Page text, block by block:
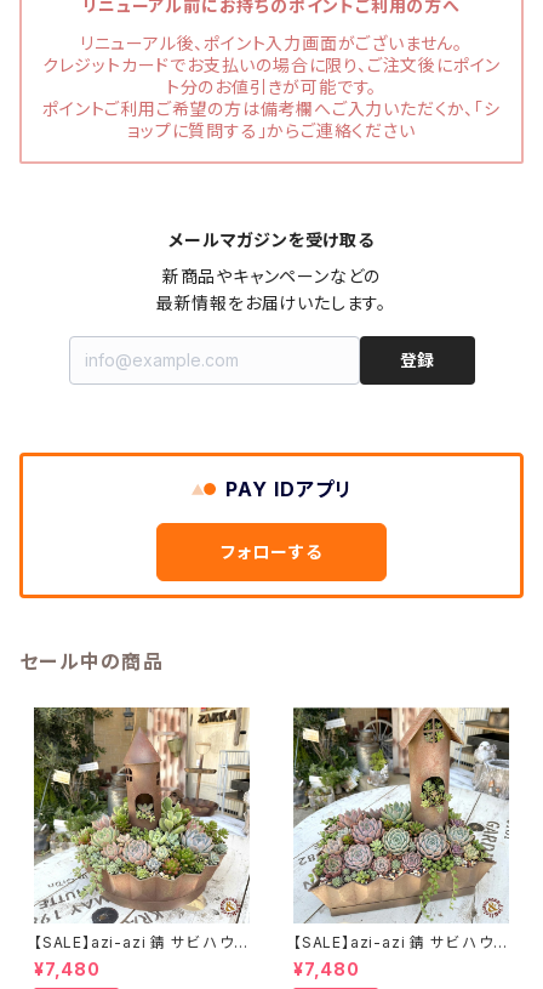
リニューアル前にお持ちのポイントご利用の方へ
リニューアル後、ポイント入力画面がございません。
クレジットカードでお支払いの場合に限り、ご注文後にポイン
ト分のお値引きが可能です。
ポイントご利用ご希望の方は備考欄へご入力いただくか、「シ
ョップに質問する」からご連絡ください
メールマガジンを受け取る
新商品やキャンペーンなどの
最新情報をお届けいたします。
登録
PAY IDアプリ
フォローする
セール中の商品
【SALE】azi-azi 錆 サビ ハウス
プランター ラウンド 訳あり 特価
送料無料
¥7,480
【SALE】azi-azi 錆 サビ ハウス
プランター スクエア 訳あり 特
価 送料無料
¥7,480